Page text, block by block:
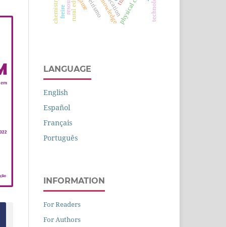
game
freire
LANGUAGE
English
Español
Français
Português
INFORMATION
For Readers
For Authors